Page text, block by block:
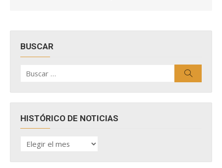
BUSCAR
por:
HISTÓRICO DE NOTICIAS
HISTÓRICO
DE